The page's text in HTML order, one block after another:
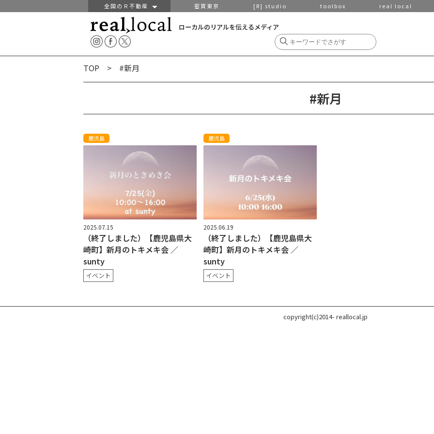
全国のＲ不動産 密買東京 [R] studio toolbox real local
ローカルのリアルを伝えるメディア
TOP > #新月
#新月
鹿児島
2025.07.15
（終了しました）【鹿児島県大
崎町】新月のトキメキ会 ／
sunty
イベント
鹿児島
2025.06.19
（終了しました）【鹿児島県大
崎町】新月のトキメキ会 ／
sunty
イベント
copyright(c)2014- reallocal.jp